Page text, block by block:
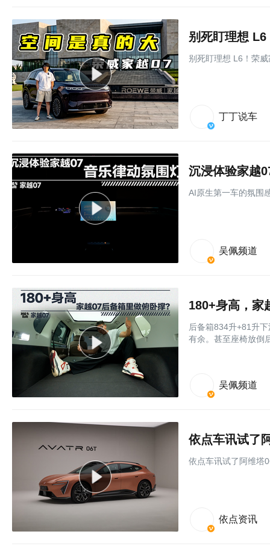
别死盯理想 L6！荣
丁丁说车
沉浸体验家越
AI原生第一车的氛围
吴佩频道
180+身高，家
后备箱834升+81升
有余。甚至座椅放倒
吴佩频道
依点车讯试了阿维塔
依点资讯